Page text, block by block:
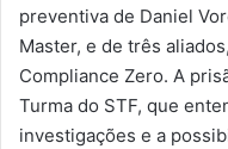
preventiva de Daniel
Master, e de três
Compliance Zero. A
Turma do STF, que
investigações e a